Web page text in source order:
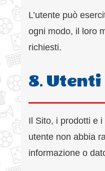
L’utente può
ogni modo, il loro
richiesti.
8.
Il Sito, i prodotti e
utente non abbia
informazione o